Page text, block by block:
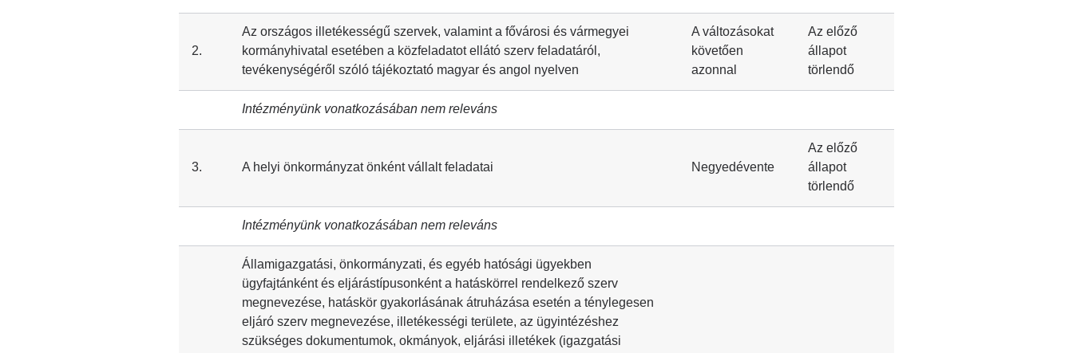
2.
Az országos illetékességű szervek, valamint a fővárosi és vármegyei
kormányhivatal esetében a közfeladatot ellátó szerv feladatáról,
tevékenységéről szóló tájékoztató magyar és angol nyelven
A változásokat
követően
azonnal
Az előző
állapot
törlendő
Intézményünk vonatkozásában nem releváns
3. A helyi önkormányzat önként vállalt feladatai Negyedévente
Az előző
állapot
törlendő
Intézményünk vonatkozásában nem releváns
Államigazgatási, önkormányzati, és egyéb hatósági ügyekben
ügyfajtánként és eljárástípusonként a hatáskörrel rendelkező szerv
megnevezése, hatáskör gyakorlásának átruházása esetén a ténylegesen
eljáró szerv megnevezése, illetékességi területe, az ügyintézéshez
szükséges dokumentumok, okmányok, eljárási illetékek (igazgatási